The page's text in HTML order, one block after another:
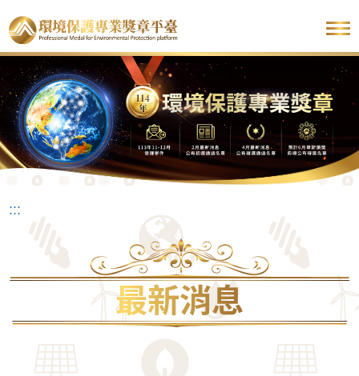
跳
到
主
要
內
容
區
:::
最新消息